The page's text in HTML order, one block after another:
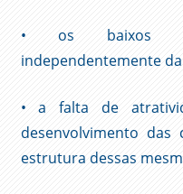
• os baixos
independentemente
• a falta de
desenvolvimento
estrutura dessas